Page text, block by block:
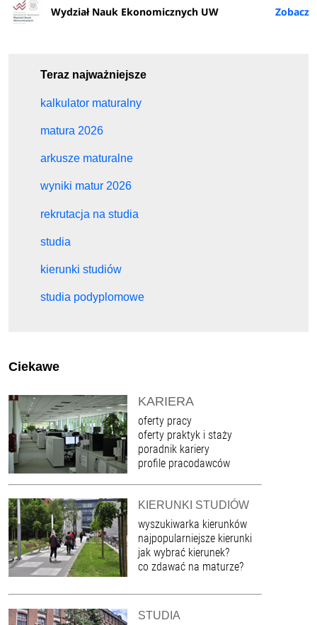
Wydział Nauk Ekonomicznych UW
Teraz najważniejsze
kalkulator maturalny
matura 2026
arkusze maturalne
wyniki matur 2026
rekrutacja na studia
studia
kierunki studiów
studia podyplomowe
Ciekawe
KARIERA
oferty pracy
oferty praktyk i staży
poradnik kariery
profile pracodawców
KIERUNKI STUDIÓW
wyszukiwarka kierunków
najpopularniejsze kierunki
jak wybrać kierunek?
co zdawać na maturze?
STUDIA